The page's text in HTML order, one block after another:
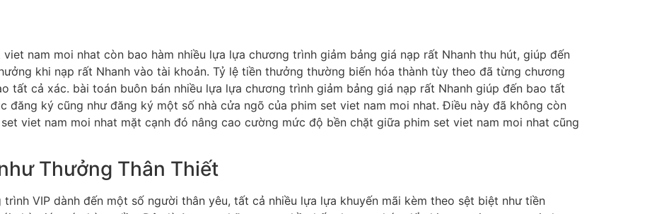
nam moi nhat còn bao hàm nhiều lựa lựa chương trình giảm bảng giá nạp rất Nhanh thu hút, giúp đến
khi nạp rất Nhanh vào tài khoản. Tỷ lệ tiền thưởng thường biến hóa thành tùy theo đã từng chương
tất cả xác. bài toán buôn bán nhiều lựa lựa chương trình giảm bảng giá nạp rất Nhanh giúp đến bao tất
đăng ký cũng như đăng ký một số nhà cửa ngõ của phim set viet nam moi nhat. Điều này đã không còn
viet nam moi nhat mặt cạnh đó nâng cao cường mức độ bền chặt giữa phim set viet nam moi nhat cũng
Thưởng Thân Thiết
VIP dành đến một số người thân yêu, tất cả nhiều lựa lựa khuyến mãi kèm theo sệt biệt như tiền